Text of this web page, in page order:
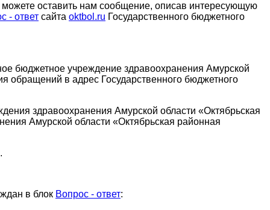
оставить нам сообщение, описав интересующую
- ответ сайта oktbol.ru Государственного бюджетного
бюджетное учреждение здравоохранения Амурской
обращений в адрес Государственного бюджетного
здравоохранения Амурской области «Октябрьская
Амурской области «Октябрьская районная
в блок Вопрос - ответ: